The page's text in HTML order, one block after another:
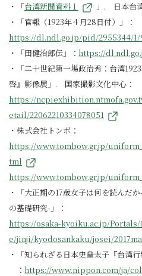
・「台湾新聞資料１
」. 日本台
・「官報（1923年４月28日付）」：
https://dl.ndl.go.jp/pid/2955344/1/
・「田健治郎伝」： https://
・「二十世紀第一場政治秀：台湾
啓』影像展」. 国家撮影文化中心：
https://
etail/22062210334078051
・株式会社トンボ：
https://www.tombow.gr.jp/
tml
https://www.tombow.gr.jp/
・「大正期の17歳女子は何を読んだ
の基礎研究-」：
https://osaka-kyoiku.ac.jp/
e/jinji/kyodosankaku/josei/
・「知られざる日本史――皇太子『台
： https://www.nippon.com/ja/